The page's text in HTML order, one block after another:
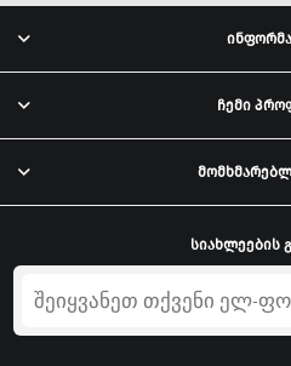
ჩემი
სიახლეების